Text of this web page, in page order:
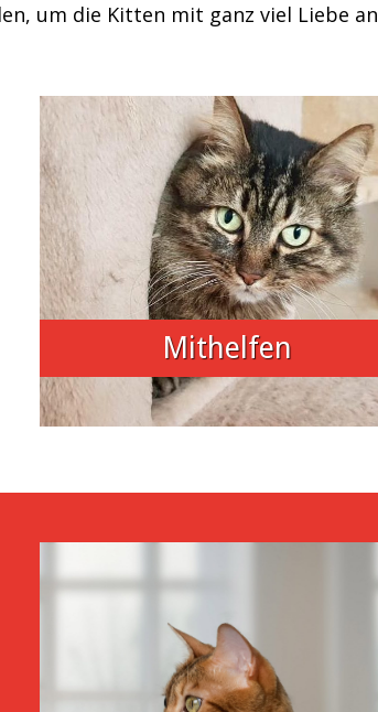
um die Kitten mit ganz viel Liebe an
Mithelfen